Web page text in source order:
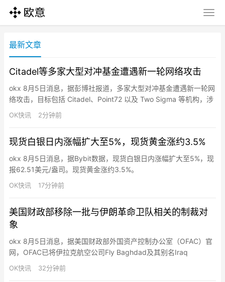
最新文章
Citadel等多家大型对冲基金遭遇新一轮网络攻击
okx 8月5日消息，据彭博社报道，多家大型对冲基金遭遇新一轮网
络攻击，目标包括 Citadel、Point72 以及 Two Sigma 等机构，涉
事基金正配合网络安全团队开展调查并加强防护措施。
OK快讯 2分钟前
现货白银日内涨幅扩大至5%，现货黄金涨约3.5%
okx 8月5日消息，据Bybit数据，现货白银日内涨幅扩大至5%，现
报62.51美元/盎司。现货黄金涨约3.5%。
OK快讯 17分钟前
美国财政部移除一批与伊朗革命卫队相关的制裁对
象
okx 8月5日消息，据美国财政部外国资产控制办公室（OFAC）官
网，OFAC已将伊拉克航空公司Fly Baghdad及其别名Iraq
Express，以及两架由该公司运营的波音737飞机从特别指定国民
和被封锁人员（SDN）名单中删除，并更新关联人员Basheer
OK快讯 32分钟前